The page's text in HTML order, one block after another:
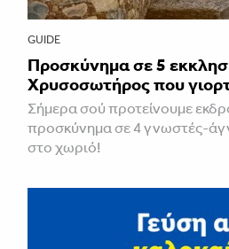
GUIDE
Προσκύνημα σε 5
Χρυσοσωτήρος που
Σήμερα σού προτείνουμε
προσκύνημα σε 4 γνωστές-
στο χωριό!